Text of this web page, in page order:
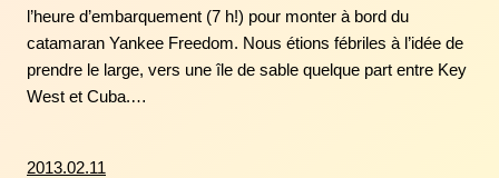
l’heure d’embarquement (7 h!) pour monter à bord du
catamaran Yankee Freedom. Nous étions fébriles à l’idée de
prendre le large, vers une île de sable quelque part entre Key
West et Cuba.…
2013.02.11